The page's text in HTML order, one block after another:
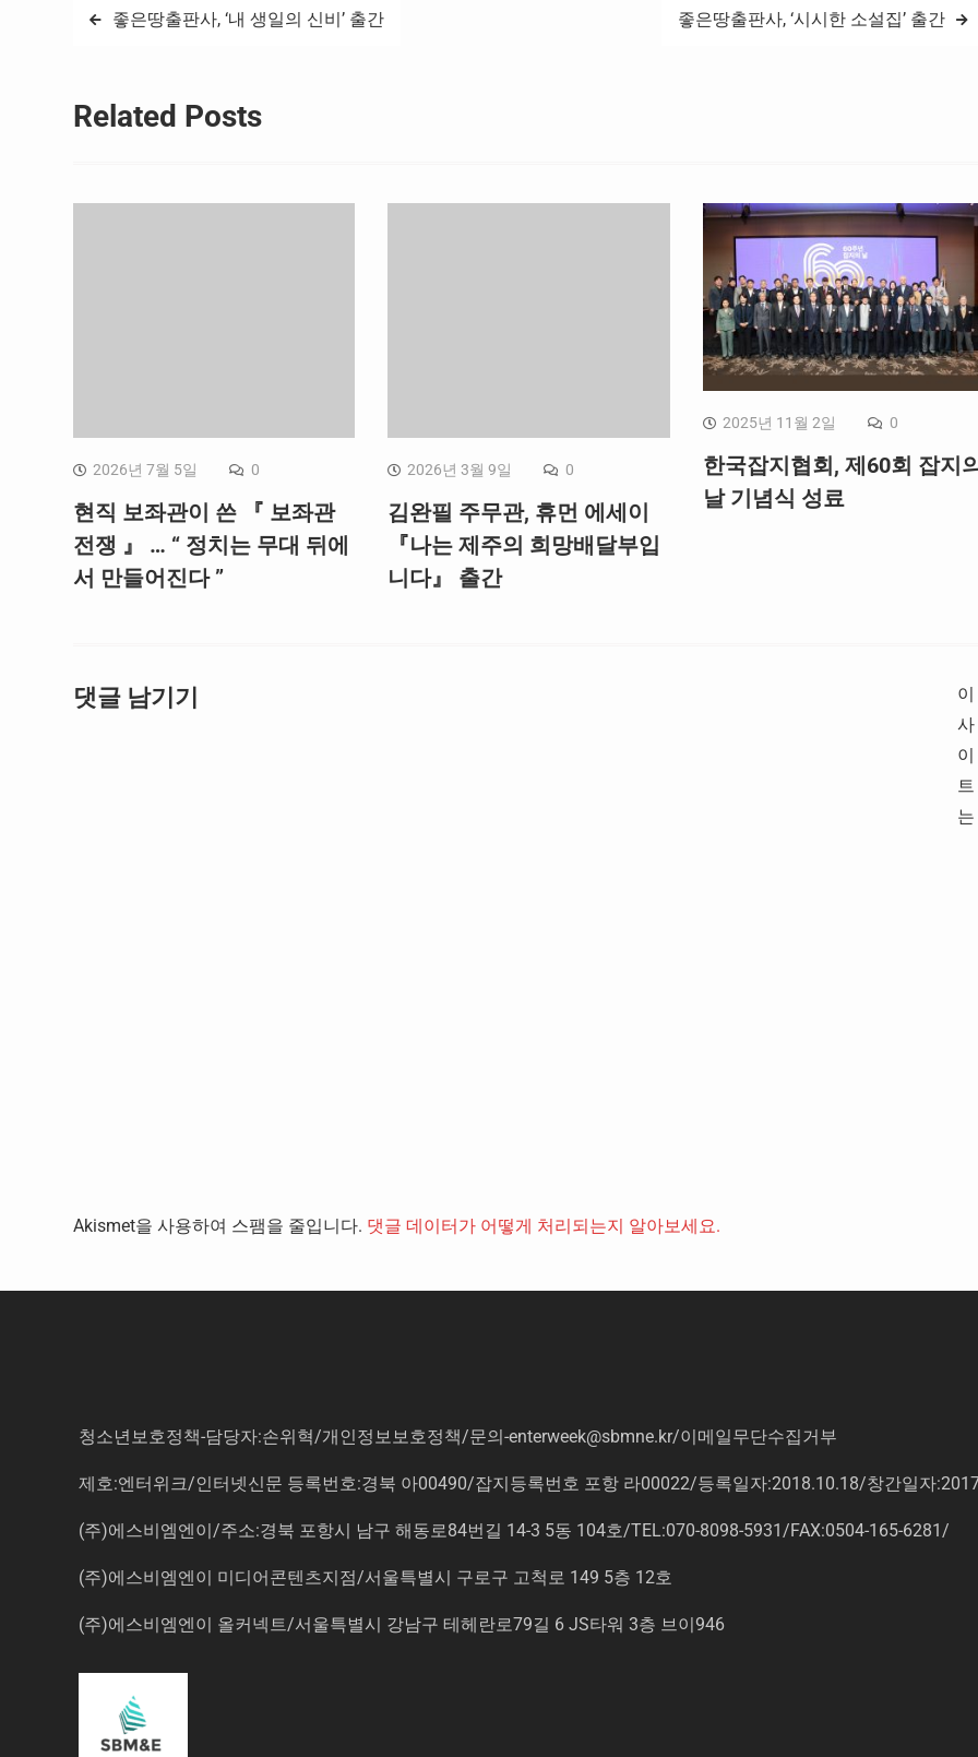
글
색
좋은땅출판사, ‘내 생일의 신비’ 출간 좋은땅출판사, ‘시시한 소설집’ 출간
Related Posts
2026년 7월 5일 0
현직 보좌관이 쓴 『 보좌관
전쟁 』 … “ 정치는 무대 뒤에
서 만들어진다 ”
2026년 3월 9일 0
김완필 주무관, 휴먼 에세이
『나는 제주의 희망배달부입
니다』 출간
2025년 11월 2일 0
한국잡지협회, 제60회 잡지
날 기념식 성료
댓글 남기기
이
사
이
트
는
Akismet을 사용하여 스팸을 줄입니다. 댓글 데이터가 어떻게 처리되는지 알아보세요.
청소년보호정책-담당자:손위혁/개인정보보호정책/문의-enterweek@sbmne.kr/이메일무단수집거부
제호:엔터위크/인터넷신문 등록번호:경북 아00490/잡지등록번호 포항 라00022/등록일자:2018.10.18/창간일자
(주)에스비엠엔이/주소:경북 포항시 남구 해동로84번길 14-3 5동 104호/TEL:070-8098-5931/FAX:0504-165-6281/
(주)에스비엠엔이 미디어콘텐츠지점/서울특별시 구로구 고척로 149 5층 12호
(주)에스비엠엔이 올커넥트/서울특별시 강남구 테헤란로79길 6 JS타워 3층 브이946